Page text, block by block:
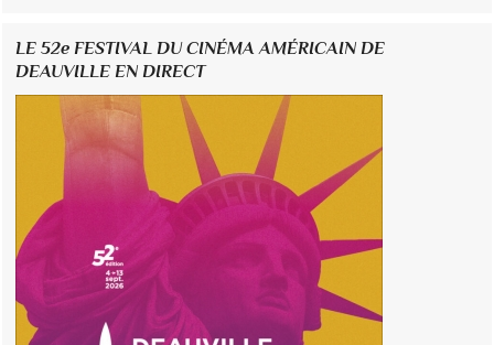
LE 52e FESTIVAL DU CINÉMA AMÉRICAIN DE
DEAUVILLE EN DIRECT